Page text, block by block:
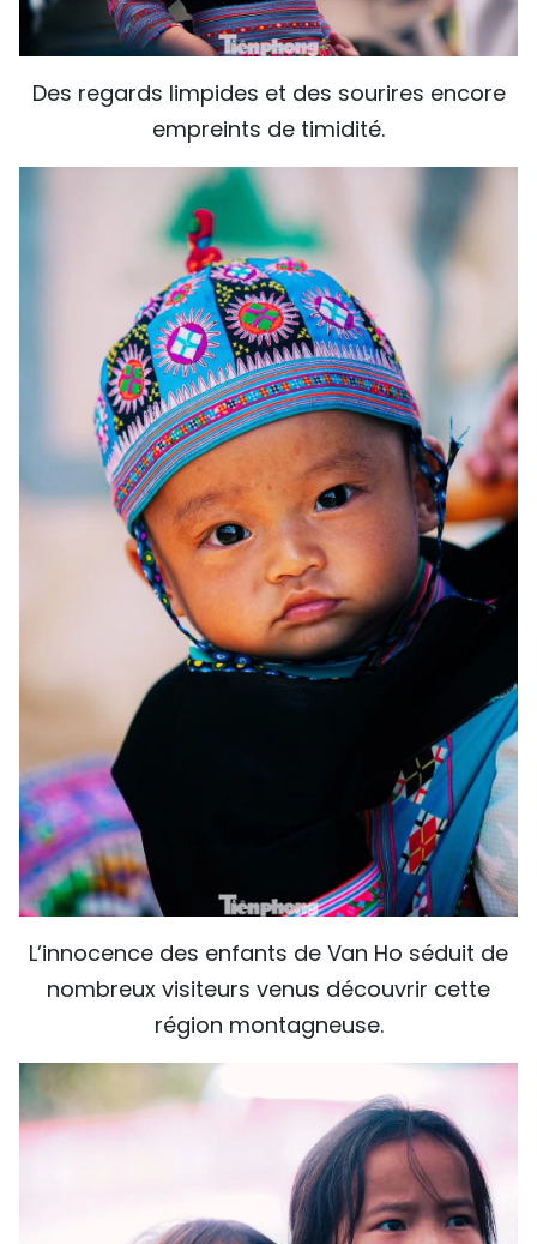
Des regards limpides et des sourires encore
empreints de timidité.
L’innocence des enfants de Van Ho séduit de
nombreux visiteurs venus découvrir cette
région montagneuse.